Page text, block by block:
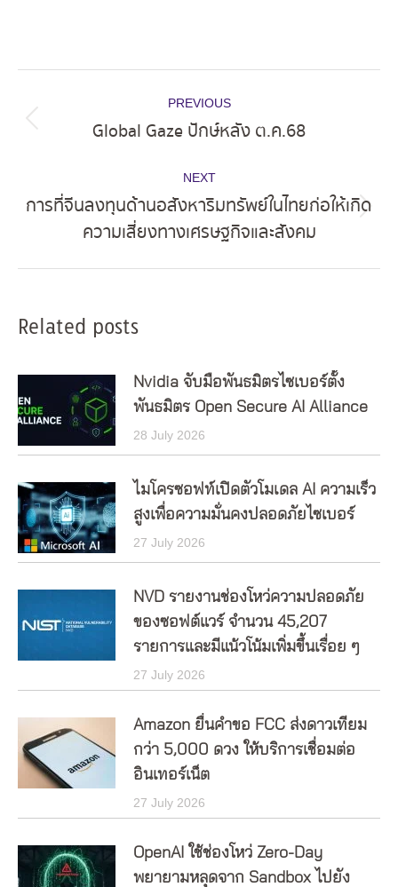
navigation
PREVIOUS
Previous
Global Gaze ปักษ์หลัง ต.ค.68
NEXT
post:
การที่จีนลงทุนด้านอสังหาริมทรัพย์ในไทยก่อให้เกิด
ความเสี่ยงทางเศรษฐกิจและสังคม
Related posts
Nvidia จับมือพันธมิตรไซเบอร์ตั้ง
พันธมิตร Open Secure AI Alliance
28 July 2026
ไมโครซอฟท์เปิดตัวโมเดล AI ความเร็ว
สูงเพื่อความมั่นคงปลอดภัยไซเบอร์
27 July 2026
NVD รายงานช่องโหว่ความปลอดภัย
ของซอฟต์แวร์ จำนวน 45,207
รายการและมีแน้วโน้มเพิ่มขึ้นเรื่อย ๆ
27 July 2026
Amazon ยื่นคำขอ FCC ส่งดาวเทียม
กว่า 5,000 ดวง ให้บริการเชื่อมต่อ
อินเทอร์เน็ต
27 July 2026
OpenAI ใช้ช่องโหว่ Zero-Day
พยายามหลุดจาก Sandbox ไปยัง